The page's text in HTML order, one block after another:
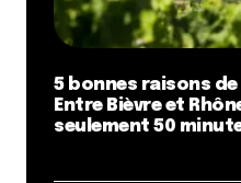
5 bonnes raisons de
Entre Bièvre et
seulement 50